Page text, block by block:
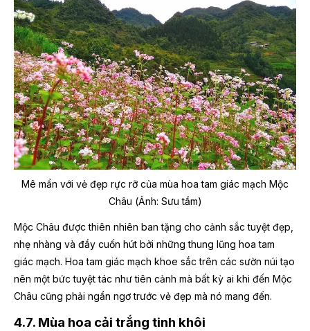
Mê mẩn với vẻ đẹp rực rỡ của mùa hoa tam giác mạch Mộc
Châu (Ảnh: Sưu tầm)
Mộc Châu được thiên nhiên ban tặng cho cảnh sắc tuyệt đẹp,
nhẹ nhàng và đầy cuốn hút bởi những thung lũng hoa tam
giác mạch. Hoa tam giác mạch khoe sắc trên các sườn núi tạo
nên một bức tuyệt tác như tiên cảnh mà bất kỳ ai khi đến Mộc
Châu cũng phải ngẩn ngơ trước vẻ đẹp mà nó mang đến.
4.7. Mùa hoa cải trắng tinh khôi